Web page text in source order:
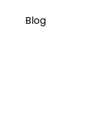
Blog